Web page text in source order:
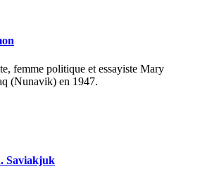
femme politique et essayiste Mary
(Nunavik) en 1947.
Saviakjuk